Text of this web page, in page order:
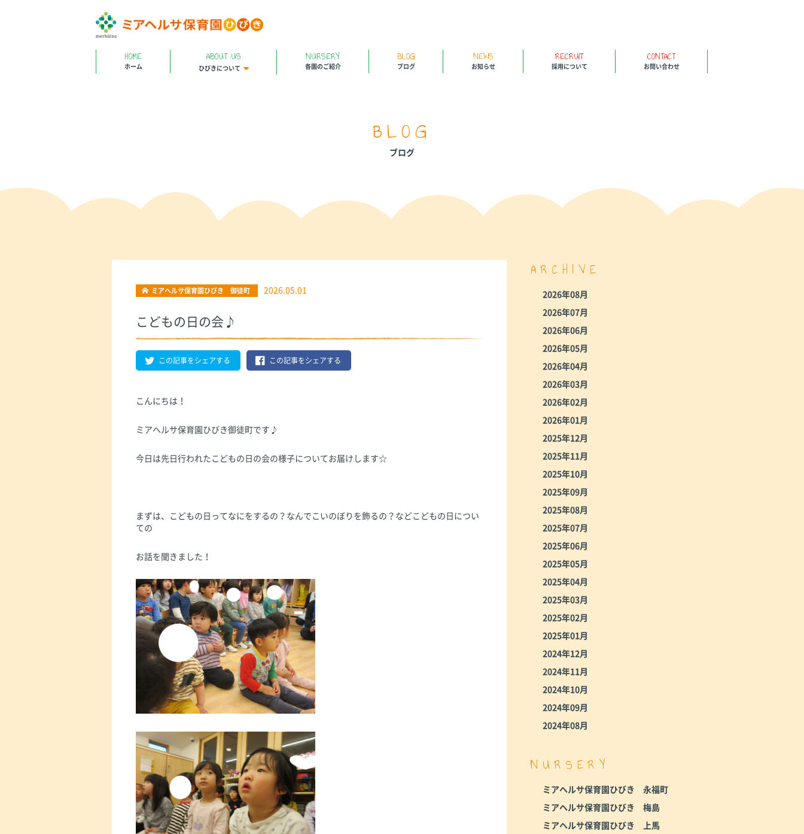
HOME
ホーム
ABOUT US
ひびきについて
NURSERY
各園のご紹介
BLOG
ブログ
NEWS
お知らせ
RECRUIT
採用について
CONTACT
お問い合わせ
BLOG
ブログ
ミアヘルサ保育園ひびき 御徒町 2026.05.01
こどもの日の会♪
この記事をシェアする この記事をシェアする
こんにちは！
ミアヘルサ保育園ひびき御徒町です♪
今日は先日行われたこどもの日の会の様子についてお届けします☆
まずは、こどもの日ってなにをするの？なんでこいのぼりを飾るの？などこどもの日につい
ての
お話を聞きました！
ARCHIVE
2026年08月
2026年07月
2026年06月
2026年05月
2026年04月
2026年03月
2026年02月
2026年01月
2025年12月
2025年11月
2025年10月
2025年09月
2025年08月
2025年07月
2025年06月
2025年05月
2025年04月
2025年03月
2025年02月
2025年01月
2024年12月
2024年11月
2024年10月
2024年09月
2024年08月
NURSERY
ミアヘルサ保育園ひびき 永福町
ミアヘルサ保育園ひびき 梅島
ミアヘルサ保育園ひびき 上馬